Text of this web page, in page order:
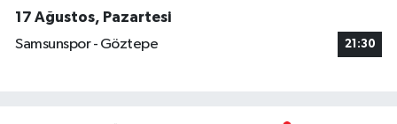
17 Ağustos, Pazartesi
Samsunspor - Göztepe
21:30